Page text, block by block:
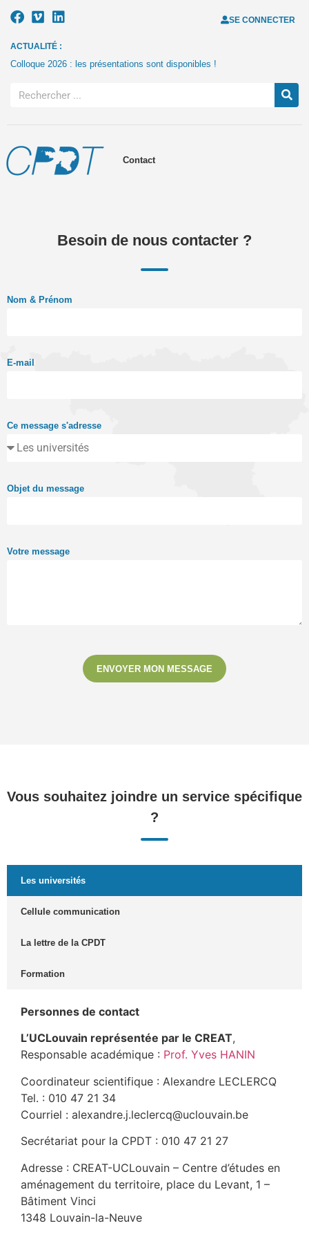
SE CONNECTER
ACTUALITÉ :
Colloque 2026 : les présentations sont disponibles !
Contact
Besoin de nous contacter ?
Nom & Prénom
E-mail
Ce message s'adresse
Objet du message
Votre message
ENVOYER MON MESSAGE
Vous souhaitez joindre un service spécifique
?
Les universités
Cellule communication
La lettre de la CPDT
Formation
Personnes de contact
L’UCLouvain représentée par le CREAT,
Responsable académique : Prof. Yves HANIN
Coordinateur scientifique : Alexandre LECLERCQ
Tel. : 010 47 21 34
Courriel : alexandre.j.leclercq@uclouvain.be
Secrétariat pour la CPDT : 010 47 21 27
Adresse : CREAT-UCLouvain – Centre d’études en
aménagement du territoire, place du Levant, 1 –
Bâtiment Vinci
1348 Louvain-la-Neuve